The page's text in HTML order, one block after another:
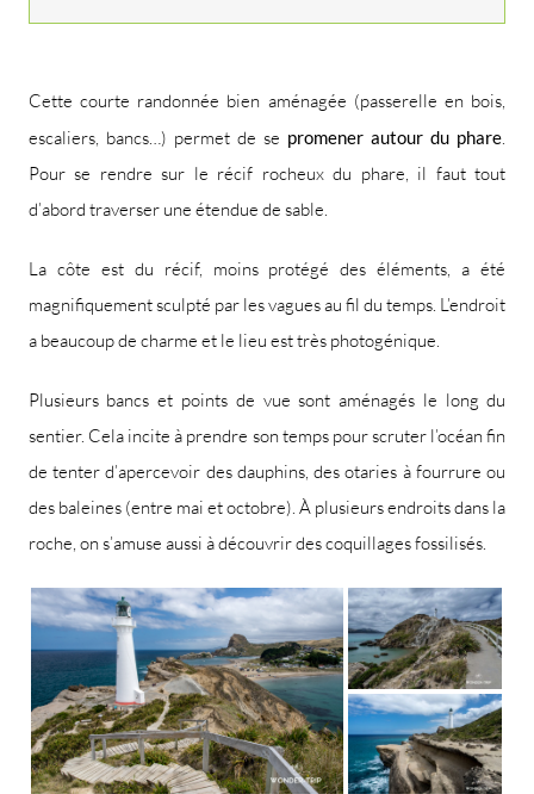
Cette courte randonnée bien aménagée (passerelle en bois,
escaliers, bancs…) permet de se promener autour du phare.
Pour se rendre sur le récif rocheux du phare, il faut tout
d’abord traverser une étendue de sable.
La côte est du récif, moins protégé des éléments, a été
magnifiquement sculpté par les vagues au fil du temps. L’endroit
a beaucoup de charme et le lieu est très photogénique.
Plusieurs bancs et points de vue sont aménagés le long du
sentier. Cela incite à prendre son temps pour scruter l’océan fin
de tenter d’apercevoir des dauphins, des otaries à fourrure ou
des baleines (entre mai et octobre). À plusieurs endroits dans la
roche, on s’amuse aussi à découvrir des coquillages fossilisés.